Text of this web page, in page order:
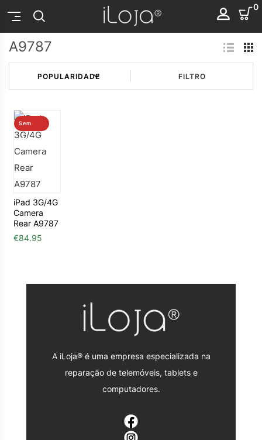
0
A9787
FILTRO
Sem
stock
iPad 3G/4G
Camera
Rear A9787
€84.95
A iLoja® é uma empresa especializada na
reparação de telemóveis, tablets e
computadores.